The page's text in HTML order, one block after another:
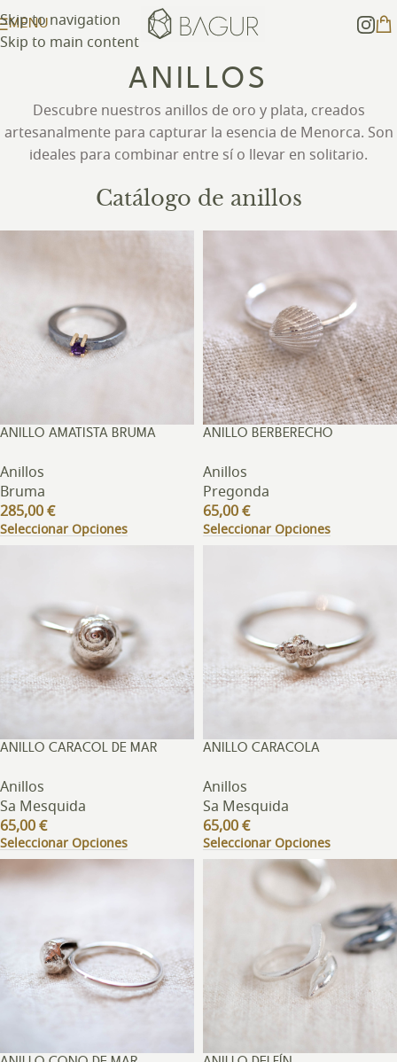
Skip to navigation
Skip to main content
MENU
ANILLOS
Descubre nuestros anillos de oro y plata, creados
artesanalmente para capturar la esencia de Menorca. Son
ideales para combinar entre sí o llevar en solitario.
Catálogo de anillos
ANILLO AMATISTA BRUMA
Anillos
Bruma
285,00€
Seleccionar Opciones
ANILLO BERBERECHO
Anillos
Pregonda
65,00€
Seleccionar Opciones
ANILLO CARACOL DE MAR
Anillos
Sa Mesquida
65,00€
Seleccionar Opciones
ANILLO CARACOLA
Anillos
Sa Mesquida
65,00€
Seleccionar Opciones